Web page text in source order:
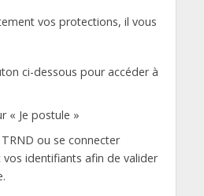
vos protections, il vous
ci-dessous pour accéder à
« Je postule »
ou se connecter
identifiants afin de valider